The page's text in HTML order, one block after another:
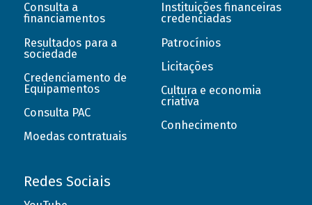
Consulta a
financiamentos
Resultados para a
sociedade
Credenciamento de
Equipamentos
Consulta PAC
Moedas contratuais
Instituições financeiras
credenciadas
Patrocínios
Licitações
Cultura e economia
criativa
Conhecimento
Redes Sociais